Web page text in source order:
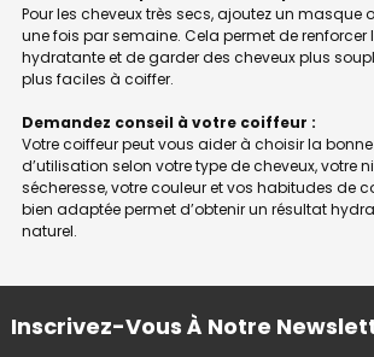
Pour les cheveux très secs, ajoutez un masque
une fois par semaine. Cela permet de renforcer
hydratante et de garder des cheveux plus
plus faciles à coiffer.
Demandez conseil à votre coiffeur :
Votre coiffeur peut vous aider à choisir la
d’utilisation selon votre type de cheveux, votre
sécheresse, votre couleur et vos habitudes de
bien adaptée permet d’obtenir un résultat
naturel.
Inscrivez-Vous À Notre